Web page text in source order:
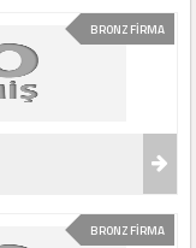
BRONZ FİRMA
BRONZ FİRMA